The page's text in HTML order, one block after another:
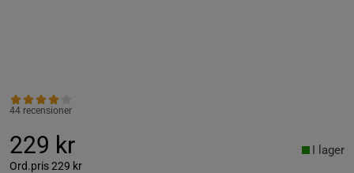
44 recensioner
229 kr
Ord.pris229 kr
I lager